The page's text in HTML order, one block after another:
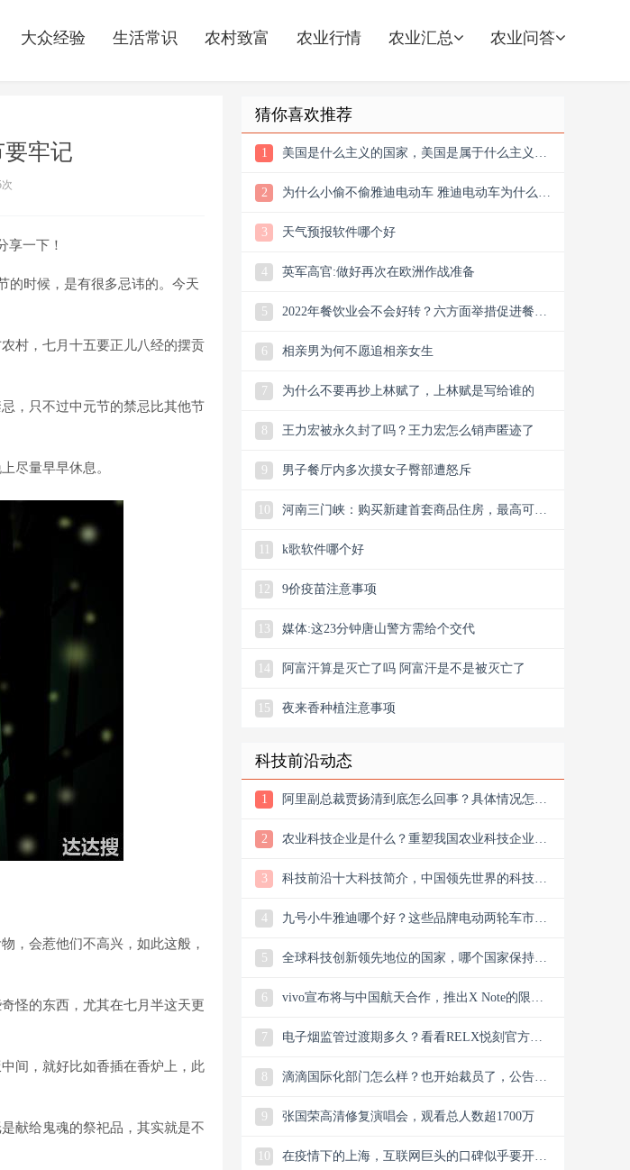
大众经验 生活常识 农村致富 农业行情 农业汇总 农业问答
牢记
次
享一下！
的时候，是有很多忌讳的。今天
村，七月十五要正儿八经的摆贡
，只不过中元节的禁忌比其他节
尽量早早休息。
，会惹他们不高兴，如此这般，
怪的东西，尤其在七月半这天更
间，就好比如香插在香炉上，此
献给鬼魂的祭祀品，其实就是不
猜你喜欢推荐
1
美国是什么主义的国家，美国是属于什么主义国
2
为什么小偷不偷雅迪电动车 雅迪电动车为什么不
3
天气预报软件哪个好
4 英军高官:做好再次在欧洲作战准备
5
2022年餐饮业会不会好转？六方面举措促进餐饮
6
相亲男为何不愿追相亲女生
7 为什么不要再抄上林赋了，上林赋是写给谁的
8 王力宏被永久封了吗？王力宏怎么销声匿迹了
9 男子餐厅内多次摸女子臀部遭怒斥
10
河南三门峡：购买新建首套商品住房，最高可享
k歌软件哪个好
12 9价疫苗注意事项
13 媒体:这23分钟唐山警方需给个交代
14 阿富汗算是灭亡了吗 阿富汗是不是被灭亡了
15 夜来香种植注意事项
科技前沿动态
1
阿里副总裁贾扬清到底怎么回事？具体情况怎么
2
农业科技企业是什么？重塑我国农业科技企业版
3
科技前沿十大科技简介，中国领先世界的科技创
4
九号小牛雅迪哪个好？这些品牌电动两轮车市场
5
全球科技创新领先地位的国家，哪个国家保持科
6
vivo宣布将与中国航天合作，推出X Note的限量
7
电子烟监管过渡期多久？看看RELX悦刻官方微
8
滴滴国际化部门怎么样？也开始裁员了，公告宣
9
张国荣高清修复演唱会，观看总人数超1700万
10
在疫情下的上海，互联网巨头的口碑似乎要开始